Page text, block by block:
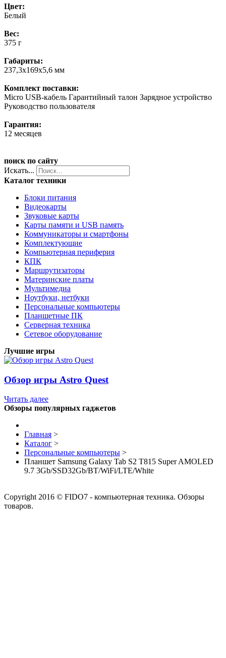
Цвет:
Белый
Вес:
375 г
Габариты:
237,3x169x5,6 мм
Комплект поставки:
Micro USB-кабель Гарантийный талон Зарядное устройство
Руководство пользователя
Гарантия:
12 месяцев
поиск по сайту
Искать...
Каталог техники
Блоки питания
Видеокарты
Звуковые карты
Карты памяти и USB память
Коммуникаторы и смартфоны
Комплектующие
Компьютерная периферия
КПК
Маршрутизаторы
Материнские платы
Мультимедиа
Ноутбуки, нетбуки
Персональные компьютеры
Планшетные ПК
Серверная техника
Сетевое оборудование
Лучшие игры
Обзор игры Astro Quest
Читать далее
Обзоры популярных гаджетов
Главная >
Каталог >
Персональные компьютеры >
Планшет Samsung Galaxy Tab S2 T815 Super AMOLED
9.7 3Gb/SSD32Gb/BT/WiFi/LTE/White
Copyright 2016 © FIDO7 - компьютерная техника. Обзоры
товаров.